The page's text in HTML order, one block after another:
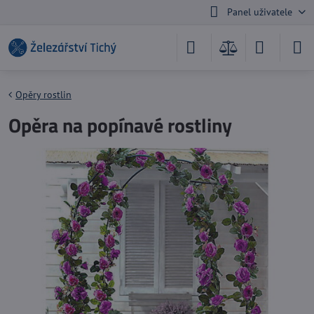
Panel uživatele
Opěry rostlin
Opěra na popínavé rostliny